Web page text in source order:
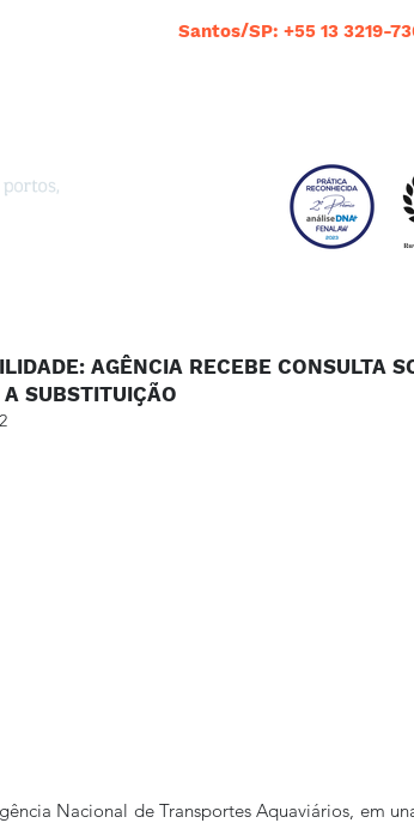
Santos/SP: +55 13 3219-
AGÊNCIA RECEBE CONSULTA
SUBSTITUIÇÃO
Nacional de Transportes Aquaviários, em